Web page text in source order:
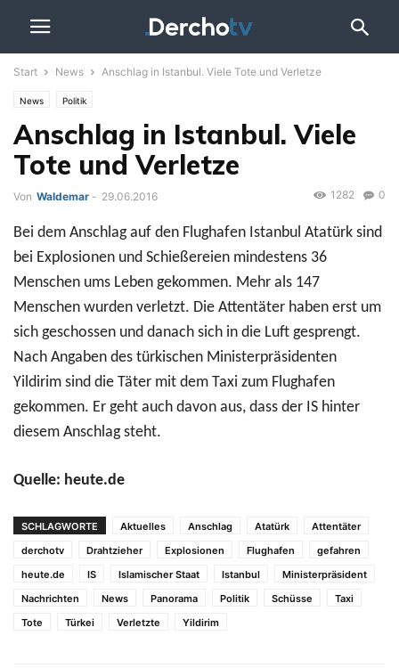
Start News Anschlag in Istanbul. Viele Tote und Verletze
News Politik
Anschlag in Istanbul. Viele
Tote und Verletze
Von Waldemar - 29.06.2016 0
1282
Bei dem Anschlag auf den Flughafen Istanbul Atatürk sind
bei Explosionen und Schießereien mindestens 36
Menschen ums Leben gekommen. Mehr als 147
Menschen wurden verletzt. Die Attentäter haben erst um
sich geschossen und danach sich in die Luft gesprengt.
Nach Angaben des türkischen Ministerpräsidenten
Yildirim sind die Täter mit dem Taxi zum Flughafen
gekommen. Er geht auch davon aus, dass der IS hinter
diesem Anschlag steht.
Quelle: heute.de
SCHLAGWORTE Aktuelles Anschlag Atatürk
Attentäter
derchotv
Drahtzieher Explosionen Flughafen
gefahren
heute.de
IS Islamischer Staat Istanbul
Ministerpräsident
Nachrichten
News Panorama Politik Schüsse
Taxi
Tote
Türkei Verletzte Yildirim